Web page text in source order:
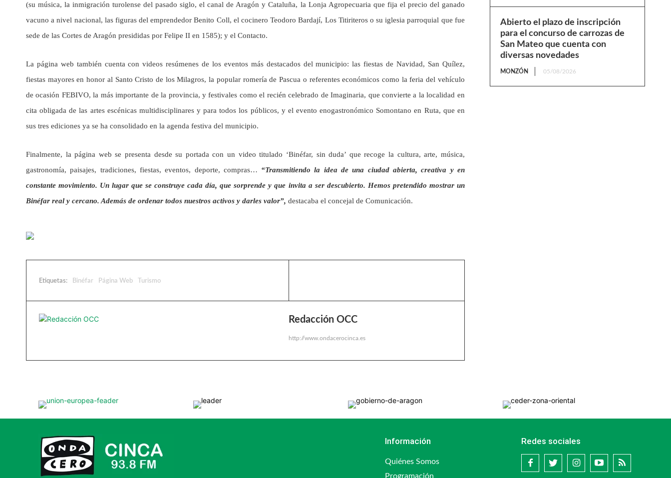
(su música, la inmigración turolense del pasado siglo, el canal de Aragón y Cataluña, la Lonja Agropecuaria que fija el precio del ganado
vacuno a nivel nacional, las figuras del emprendedor Benito Coll, el cocinero Teodoro Bardají, Los Titiriteros o su iglesia parroquial que fue
sede de las Cortes de Aragón presididas por Felipe II en 1585); y el Contacto.
La página web también cuenta con videos resúmenes de los eventos más destacados del municipio: las fiestas de Navidad, San Quílez,
fiestas mayores en honor al Santo Cristo de los Milagros, la popular romería de Pascua o referentes económicos como la feria del vehículo
de ocasión FEBIVO, la más importante de la provincia, y festivales como el recién celebrado de Imaginaria, que convierte a la localidad en
cita obligada de las artes escénicas multidisciplinares y para todos los públicos, y el evento enogastronómico Somontano en Ruta, que en
sus tres ediciones ya se ha consolidado en la agenda festiva del municipio.
Finalmente, la página web se presenta desde su portada con un video titulado ‘Binéfar, sin duda’ que recoge la cultura, arte, música,
gastronomía, paisajes, tradiciones, fiestas, eventos, deporte, compras… “Transmitiendo la idea de una ciudad abierta, creativa y en
constante movimiento. Un lugar que se construye cada día, que sorprende y que invita a ser descubierto. Hemos pretendido mostrar un
Binéfar real y cercano. Además de ordenar todos nuestros activos y darles valor”, destacaba el concejal de Comunicación.
Etiquetas: Binéfar Página Web Turismo
Redacción OCC
http://www.ondacerocinca.es
Abierto el plazo de inscripción
para el concurso de carrozas de
San Mateo que cuenta con
diversas novedades
MONZÓN 05/08/2026
Información
Quiénes Somos
Programación
Redes sociales